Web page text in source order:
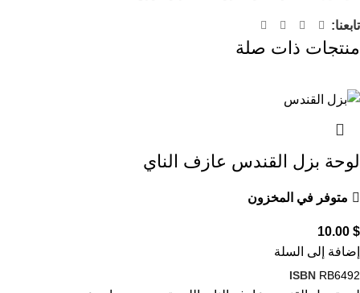
تابعنا:
منتجات ذات صلة
لوحة بزل القندس عازف الناي
متوفر في المخزون
10.00 $
إضافة إلى السلة
ISBN RB6492